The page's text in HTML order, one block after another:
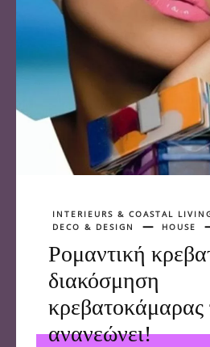
INTERIEURS & COASTAL
DECO & DESIGN
HOUSE
Ρομαντική
διακόσμηση
κρεβατοκάμαρας
ανανεώνει!